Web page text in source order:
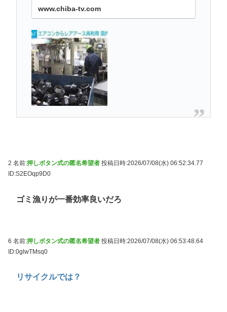
www.chiba-tv.com
2 名前:押しボタン式の匿名希望者 投稿日時:2026/07/08(水) 06:52:34.77
ID:S2EOqp9D0
ゴミ漁りが一番効率良いだろ
6 名前:押しボタン式の匿名希望者 投稿日時:2026/07/08(水) 06:53:48.64
ID:0glwTMsq0
リサイクルでは？